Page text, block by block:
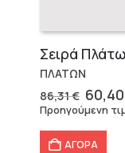
Σειρά
ΠΛΑΤΩΝ
86,31€
price
was:
86,31
Προηγούμενη
ΑΓΟΡΑ